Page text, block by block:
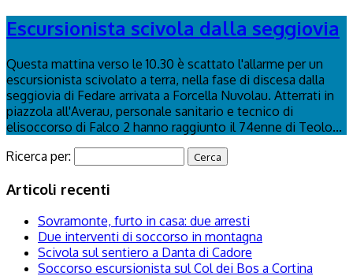
Escursionista scivola dalla seggiovia
Questa mattina verso le 10.30 è scattato l'allarme per un
escursionista scivolato a terra, nella fase di discesa dalla
seggiovia di Fedare arrivata a Forcella Nuvolau. Atterrati in
piazzola all'Averau, personale sanitario e tecnico di
elisoccorso di Falco 2 hanno raggiunto il 74enne di Teolo...
Ricerca per:
Articoli recenti
Sovramonte, furto in casa: due arresti
Due interventi di soccorso in montagna
Scivola sul sentiero a Danta di Cadore
Soccorso escursionista sul Col dei Bos a Cortina